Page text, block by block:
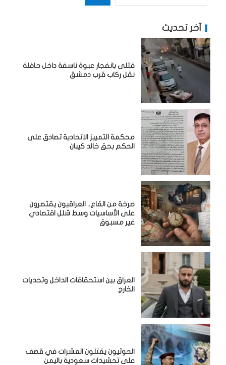
آخر تحديث
قتلى بانفجار عبوة ناسفة داخل حافلة
نقل ركاب قرب دمشق
محكمة التمييز الاتحادية تصادق على
الحكم بحق خالد كيبان
صرخة من القاع.. العراقيون يقتصرون
على الأساسيات وسط شلل اقتصادي
غير مسبوق
‏العراق بين استحقاقات الداخل وتحديات
الخارج
الحوثيون يقتلون العشرات في قصف
على تحشيدات سعودية باليمن